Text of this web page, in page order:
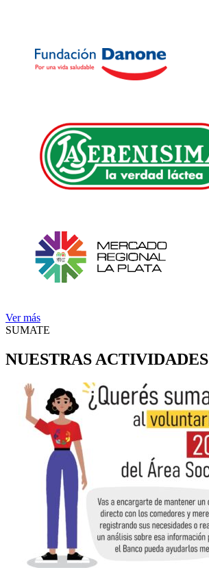
Ver más
SUMATE
NUESTRAS ACTIVIDADES